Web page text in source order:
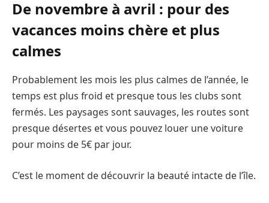
De novembre à avril : pour des
vacances moins chère et plus
calmes
Probablement les mois les plus calmes de l’année, le
temps est plus froid et presque tous les clubs sont
fermés. Les paysages sont sauvages, les routes sont
presque désertes et vous pouvez louer une voiture
pour moins de 5€ par jour.
C’est le moment de découvrir la beauté intacte de l’île.